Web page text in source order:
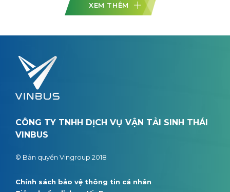
XEM THÊM
CÔNG TY TNHH DỊCH VỤ VẬN TẢI SINH THÁI
VINBUS
© Bản quyền Vingroup 2018
Chính sách bảo vệ thông tin cá nhân